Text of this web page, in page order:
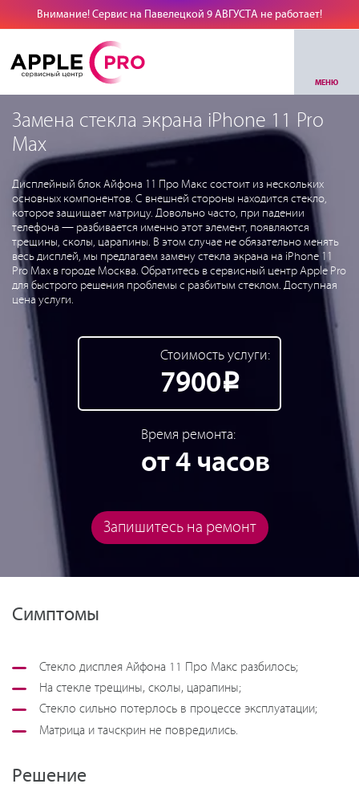
Внимание! Сервис на Павелецкой 9 АВГУСТА не работает!
МЕНЮ
Замена стекла экрана iPhone 11 Pro
Max
Дисплейный блок Айфона 11 Про Макс состоит из нескольких
основных компонентов. С внешней стороны находится стекло,
которое защищает матрицу. Довольно часто, при падении
телефона — разбивается именно этот элемент, появляются
трещины, сколы, царапины. В этом случае не обязательно менять
весь дисплей, мы предлагаем замену стекла экрана на iPhone 11
Pro Max в городе Москва. Обратитесь в сервисный центр Apple Pro
для быстрого решения проблемы с разбитым стеклом. Доступная
цена услуги.
Стоимость услуги:
7900Р
Время ремонта:
от 4 часов
Запишитесь на ремонт
Симптомы
Стекло дисплея Айфона 11 Про Макс разбилось;
На стекле трещины, сколы, царапины;
Стекло сильно потерлось в процессе эксплуатации;
Матрица и тачскрин не повредились.
Решение